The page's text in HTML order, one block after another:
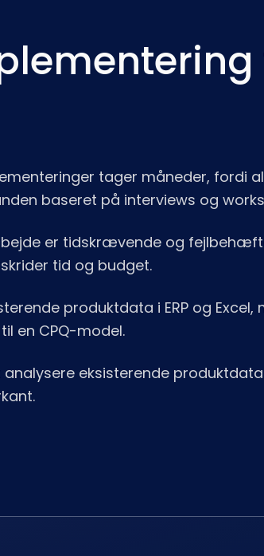
tager måneder, fordi
baseret på interviews og
er tidskrævende og
tid og budget.
produktdata i ERP og
en CPQ-model.
analysere eksisterende